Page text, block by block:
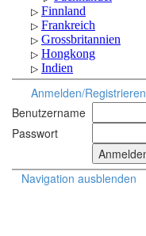
Anmelden/Registrieren
Benutzername
Passwort
Navigation ausblenden